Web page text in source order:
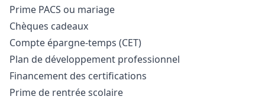
Prime PACS ou mariage
Chèques cadeaux
Compte épargne-temps (CET)
Plan de développement professionnel
Financement des certifications
Prime de rentrée scolaire